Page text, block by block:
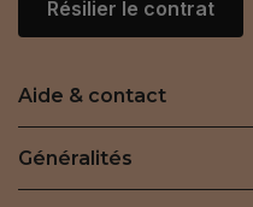
Résilier le contrat
Aide & contact
Généralités